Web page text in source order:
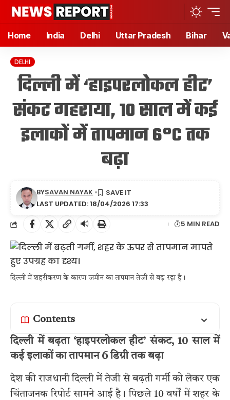
Home India Delhi Uttar Pradesh Bihar
DELHI
दिल्ली में ‘हाइपरलोकल हीट’
संकट गहराया, 10 साल में कई
इलाकों में तापमान 6°C तक
बढ़ा
LAST UPDATED: 18/04/2026 17:33
BYSAVAN NAYAK
🔊 5 MIN READ
दिल्ली में शहरीकरण के कारण जमीन का तापमान तेजी से बढ़ रहा है।
Contents
दिल्ली में बढ़ता ‘हाइपरलोकल हीट’ संकट, 10 साल में
कई इलाकों का तापमान 6 डिग्री तक बढ़ा
देश की राजधानी दिल्ली में तेजी से बढ़ती गर्मी को लेकर एक
चिंताजनक रिपोर्ट सामने आई है। पिछले 10 वर्षों में शहर के